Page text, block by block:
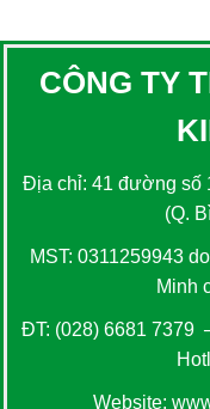
CÔNG TY
Địa chỉ: 41 đường số
(Q.
MST: 0311259943
Minh
ĐT: (028) 6681 7379
Website: